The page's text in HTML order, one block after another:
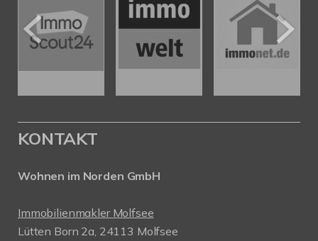
KONTAKT
Wohnen im Norden GmbH
Immobilienmakler Molfsee
Lütten Born 2a, 24113 Molfsee